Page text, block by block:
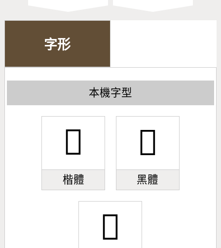
字形
本機字型
𣭄
楷體
𣭄
黑體
𣭄